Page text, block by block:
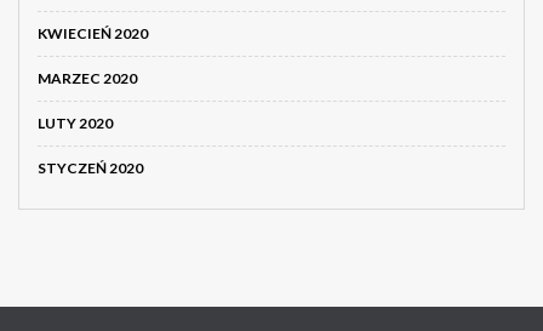
KWIECIEŃ 2020
MARZEC 2020
LUTY 2020
STYCZEŃ 2020